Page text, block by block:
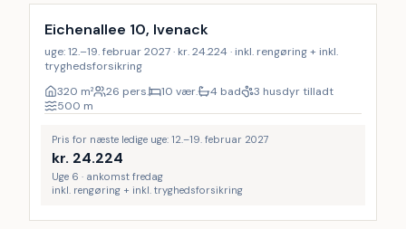
Eichenallee 10, Ivenack
uge: 12.–19. februar 2027 · kr. 24.224 · inkl. rengøring + inkl.
tryghedsforsikring
320 m² 26 pers. 10 vær. 4 bad
3 husdyr tilladt
500 m
Pris for næste ledige uge: 12.–19. februar 2027
kr. 24.224
Uge 6 · ankomst fredag
inkl. rengøring + inkl. tryghedsforsikring
Inkl. rengøring